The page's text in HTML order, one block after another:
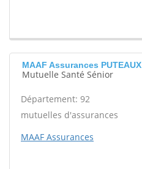
MAAF Assurances PUTEAUX
Mutuelle Santé Sénior
Département: 92
mutuelles d'assurances
MAAF Assurances